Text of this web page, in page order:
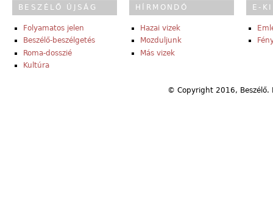
BESZÉLŐ ÚJSÁG
Folyamatos jelen
Beszélő-beszélgetés
Roma-dosszié
Kultúra
HÍRMONDÓ
Hazai vizek
Mozduljunk
Más vizek
E-
© Copyright 2016,